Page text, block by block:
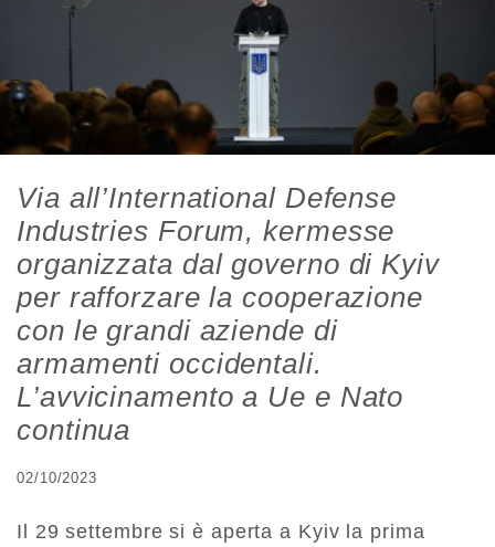
Via all’International Defense
Industries Forum, kermesse
organizzata dal governo di Kyiv
per rafforzare la cooperazione
con le grandi aziende di
armamenti occidentali.
L’avvicinamento a Ue e Nato
continua
02/10/2023
Il 29 settembre si è aperta a Kyiv la prima